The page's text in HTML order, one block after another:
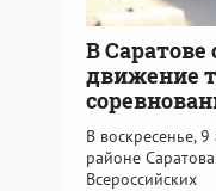
В Саратове
движение
В воскресенье, 9
районе
Всероссийских